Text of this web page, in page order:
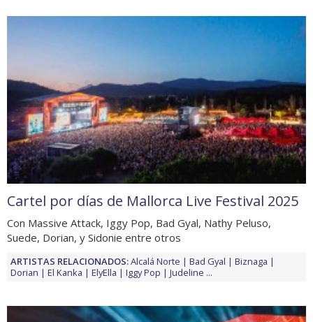
Cartel por días de Mallorca Live Festival 2025
Con Massive Attack, Iggy Pop, Bad Gyal, Nathy Peluso,
Suede, Dorian, y Sidonie entre otros
ARTISTAS RELACIONADOS:Alcalá Norte Bad Gyal
Biznaga
Dorian
El Kanka ElyElla Iggy Pop Judeline ...